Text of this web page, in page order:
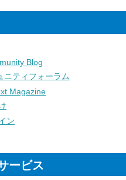
Blog
ニティフォーラム
Magazine
ン
ービス